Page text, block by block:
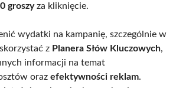
groszyza kliknięcie.
wydatki na kampanię, szczególnie w
z Planera Słów Kluczowych,
informacji na temat
oraz efektywności reklam.